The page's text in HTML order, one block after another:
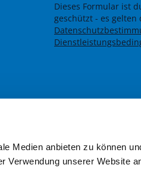
Medien anbieten zu können
Verwendung unserer Website
Dieses Formular ist
geschützt - es gelten